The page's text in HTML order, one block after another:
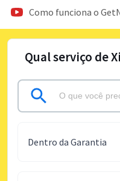
Como funciona o
Qual serviço de
Dentro da Garantia